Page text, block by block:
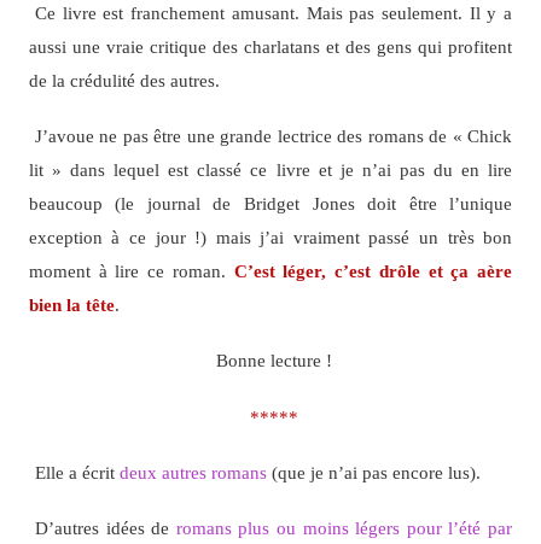
Ce livre est franchement amusant. Mais pas seulement. Il y a
aussi une vraie critique des charlatans et des gens qui profitent
de la crédulité des autres.
J’avoue ne pas être une grande lectrice des romans de « Chick
lit » dans lequel est classé ce livre et je n’ai pas du en lire
beaucoup (le journal de Bridget Jones doit être l’unique
exception à ce jour !) mais j’ai vraiment passé un très bon
moment à lire ce roman. C’est léger, c’est drôle et ça aère
bien la tête.
Bonne lecture !
*****
Elle a écrit deux autres romans(que je n’ai pas encore lus).
D’autres idées de romans plus ou moins légers pour l’été par